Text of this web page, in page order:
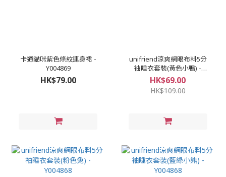
卡通貓咪紫色條紋連身裙 -
Y004869
HK$79.00
unifriend涼爽網眼布料5分
袖睡衣套裝(黃色小鴨) -
Y004868
HK$69.00
HK$109.00